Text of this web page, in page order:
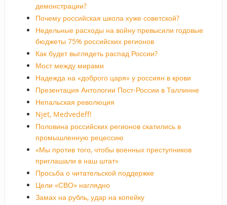
демонстрации?
Почему российская школа хуже советской?
Недельные расходы на войну превысили годовые
бюджеты 75% российских регионов
Как будет выглядеть распад России?
Мост между мирами
Надежда на «доброго царя» у россиян в крови
Презентация Антологии Пост-России в Таллинне
Непальская революция
Njet, Medvedeff!
Половина российских регионов скатились в
промышленную рецессию
«Мы против того, чтобы военных преступников
приглашали в наш штат»
Просьба о читательской поддержке
Цели «СВО» наглядно
Замах на рубль, удар на копейку